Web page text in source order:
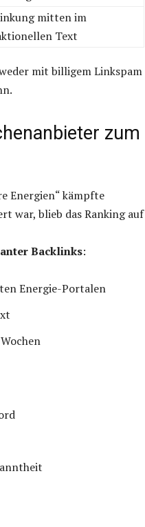
mitten im
Text
mit billigem Linkspam
zum
Energien“ kämpfte
war, blieb das Ranking auf
Backlinks:
Energie-Portalen